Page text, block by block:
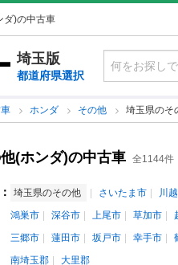
ダ)の中古車
埼玉版
都道府県選択
ホンダ その他 埼玉県のそ
(ホンダ)の中古車 全1144件
： 埼玉県のその他 さいたま市 川
鴻巣市
深谷市 上尾市 草加市
三郷市
蓮田市 坂戸市 幸手市
南埼玉郡
大里郡